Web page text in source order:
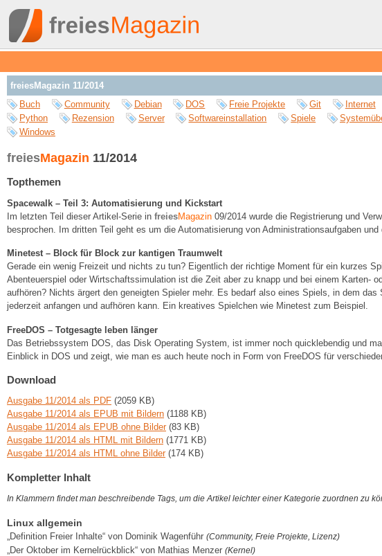
freiesMagazin 11/2014
Buch
Community Debian DOS Freie Projekte Git Internet
Python
Rezension Server Softwareinstallation Spiele
Windows
freiesMagazin 11/2014
Topthemen
Spacewalk – Teil 3: Automatisierung und Kickstart
Im letzten Teil dieser Artikel-Serie in freiesMagazin 09/2014 wurde die Registrierung und
besprochen. Im dritten Teil geht es um die Automatisierung von Administrationsaufgaben
Minetest – Block für Block zur kantigen Traumwelt
Gerade ein wenig Freizeit und nichts zu tun? Eigentlich der richtige Moment für ein kurzes
Abenteuerspiel oder Wirtschaftssimulation ist die Zeit aber zu knapp und bei einem Karten-
aufhören? Nichts ärgert den geneigten Spieler mehr. Es bedarf also eines Spiels, in dem
jederzeit anfangen und aufhören kann. Ein kreatives Spielchen wie Minetest zum Beispiel.
FreeDOS – Totgesagte leben länger
Das Betriebssystem DOS, das Disk Operating System, ist immer noch quicklebendig und
Einblick in DOS und zeigt, wie man es auch heute noch in Form von FreeDOS für
Download
Ausgabe 11/2014 als PDF (2059 KB)
Ausgabe 11/2014 als EPUB mit Bildern (1188 KB)
Ausgabe 11/2014 als EPUB ohne Bilder(83 KB)
Ausgabe 11/2014 als HTML mit Bildern (1771 KB)
Ausgabe 11/2014 als HTML ohne Bilder(174 KB)
Kompletter Inhalt
In Klammern findet man beschreibende Tags, um die Artikel leichter einer Kategorie zuordnen zu
Linux allgemein
„Definition Freier Inhalte“ von Dominik Wagenführ (Community, Freie Projekte, Lizenz)
„Der Oktober im Kernelrückblick“ von Mathias Menzer (Kernel)